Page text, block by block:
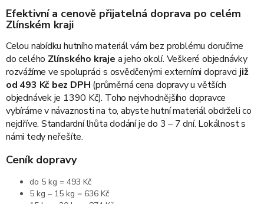
Efektivní a cenově přijatelná doprava po celém
Zlínském kraji
Celou nabídku hutního materiál vám bez problému doručíme
do celého Zlínského kraje a jeho okolí. Veškeré objednávky
rozvážíme ve spolupráci s osvědčenými externími dopravci již
od 493 Kč bez DPH (průměrná cena dopravy u větších
objednávek je 1390 Kč). Toho nejvhodnějšího dopravce
vybíráme v návaznosti na to, abyste hutní materiál obdrželi co
nejdříve. Standardní lhůta dodání je do 3 – 7 dní. Lokálnost s
námi tedy neřešíte.
Ceník dopravy
do 5 kg = 493 Kč
5 kg – 15 kg = 636 Kč